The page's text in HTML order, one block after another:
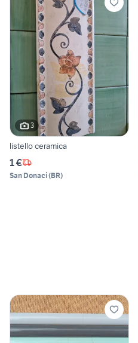
3
listello ceramica
1 €
San Donaci(BR)